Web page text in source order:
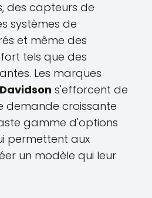
des capteurs de
systèmes de
et même des
tels que des
Les marques
s'efforcent de
demande croissante
gamme d'options
permettent aux
un modèle qui leur